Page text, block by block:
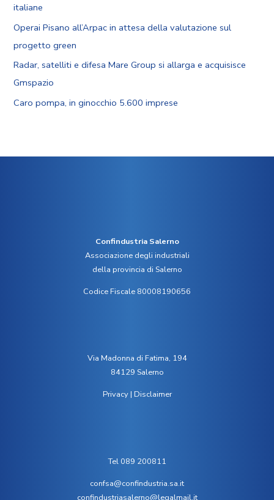
italiane
Operai Pisano all’Arpac in attesa della valutazione sul
progetto green
Radar, satelliti e difesa Mare Group si allarga e acquisisce
Gmspazio
Caro pompa, in ginocchio 5.600 imprese
Confindustria Salerno
Associazione degli industriali
della provincia di Salerno
Codice Fiscale 80008190656
Via Madonna di Fatima, 194
84129 Salerno
Privacy| Disclaimer
Tel 089 200811
confsa@confindustria.sa.it
confindustriasalerno@legalmail.it